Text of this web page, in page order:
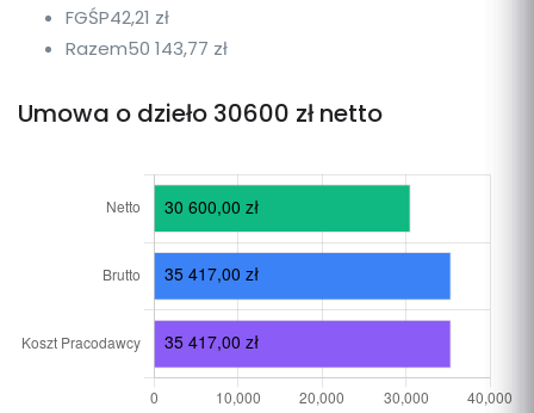
FGŚP42,21 zł
Razem50 143,77 zł
Umowa o dzieło 30600 zł netto